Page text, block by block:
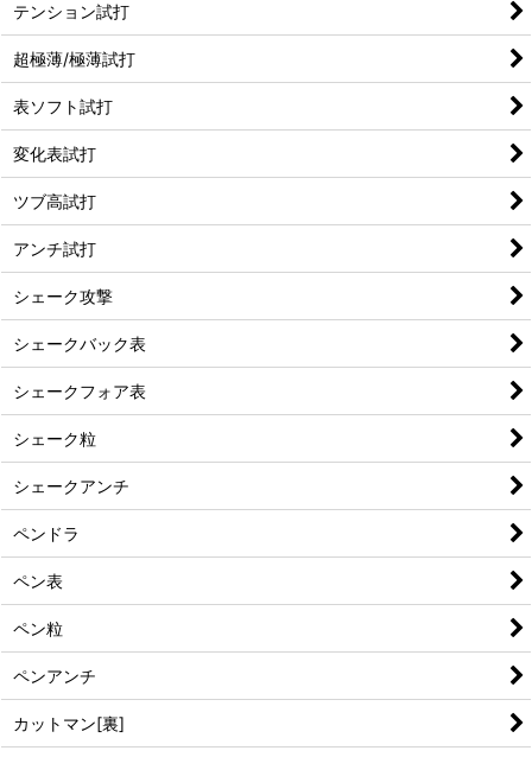
テンション試打
超極薄/極薄試打
表ソフト試打
変化表試打
ツブ高試打
アンチ試打
シェーク攻撃
シェークバック表
シェークフォア表
シェーク粒
シェークアンチ
ペンドラ
ペン表
ペン粒
ペンアンチ
カットマン[裏]